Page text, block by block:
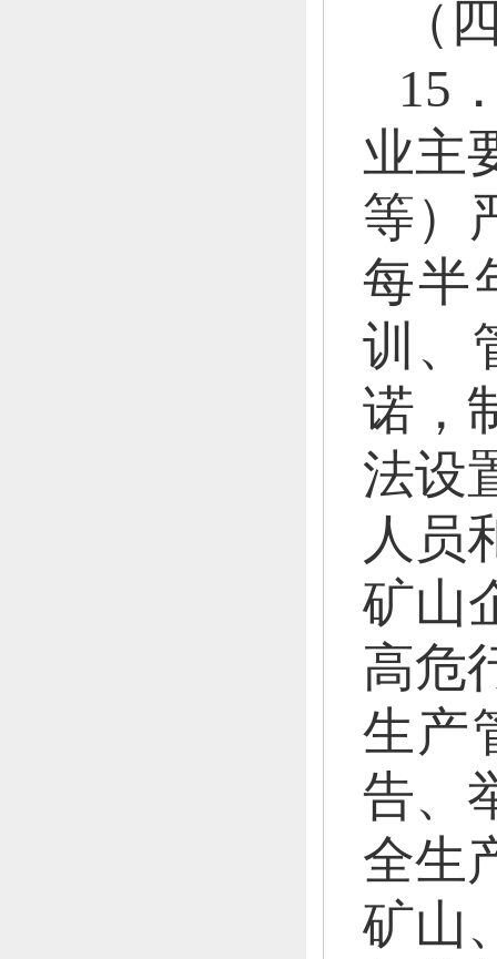
（
15
业主
等）
每半
训、
诺，
法设
人员
矿山
高危
生产
告、
全生
矿山